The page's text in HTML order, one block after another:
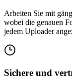
Arbeiten Sie mit
wobei die genauen
jedem Uploader
Sichere und